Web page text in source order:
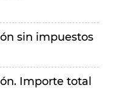
sin impuestos
Importe total